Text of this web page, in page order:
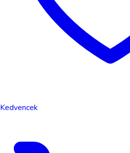
Kedvencek